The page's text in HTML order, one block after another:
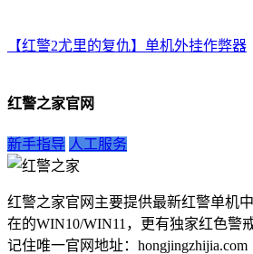
【红警2尤里的复仇】单机外挂作弊器
红警之家官网
新手指导 人工服务
红警之家官网主要提供最新红警单机
在的WIN10/WIN11，更有独家红色警
记住唯一官网地址：hongjingzhijia.com